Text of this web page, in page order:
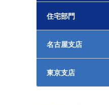
住宅部門
名古屋支店
東京支店